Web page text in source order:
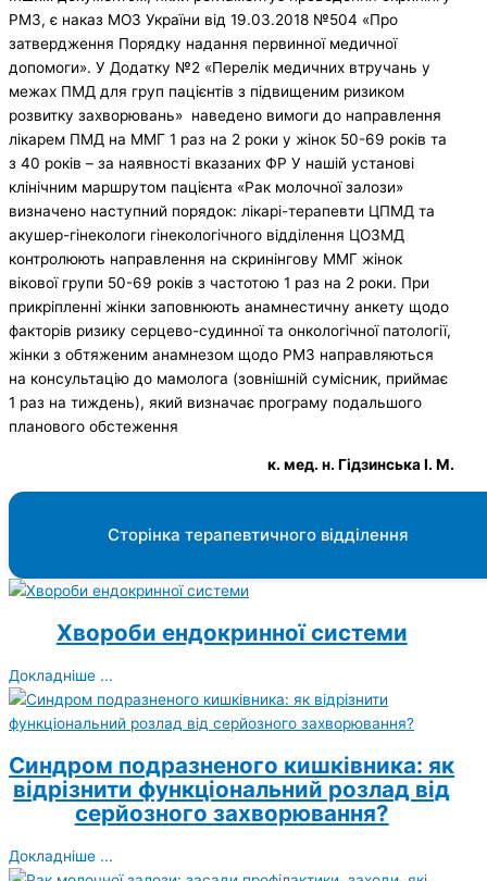
РМЗ, є наказ МОЗ України від 19.03.2018 №504 «Про
затвердження Порядку надання первинної медичної
допомоги». У Додатку №2 «Перелік медичних втручань у
межах ПМД для груп пацієнтів з підвищеним ризиком
розвитку захворювань» наведено вимоги до направлення
лікарем ПМД на ММГ 1 раз на 2 роки у жінок 50-69 років та
з 40 років – за наявності вказаних ФР У нашій установі
клінічним маршрутом пацієнта «Рак молочної залози»
визначено наступний порядок: лікарі-терапевти ЦПМД та
акушер-гінекологи гінекологічного відділення ЦОЗМД
контролюють направлення на скринінгову ММГ жінок
вікової групи 50-69 років з частотою 1 раз на 2 роки. При
прикріпленні жінки заповнюють анамнестичну анкету щодо
факторів ризику серцево-судинної та онкологічної патології,
жінки з обтяженим анамнезом щодо РМЗ направляються
на консультацію до мамолога (зовнішній сумісник, приймає
1 раз на тиждень), який визначає програму подальшого
планового обстеження
к. мед. н. Гідзинська І. М.
Сторінка терапевтичного відділення
Хвороби ендокринної системи
Докладніше ...
Синдром подразненого кишківника: як
відрізнити функціональний розлад від
серйозного захворювання?
Докладніше ...